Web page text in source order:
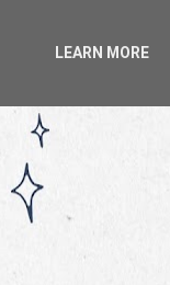
LEARN MORE